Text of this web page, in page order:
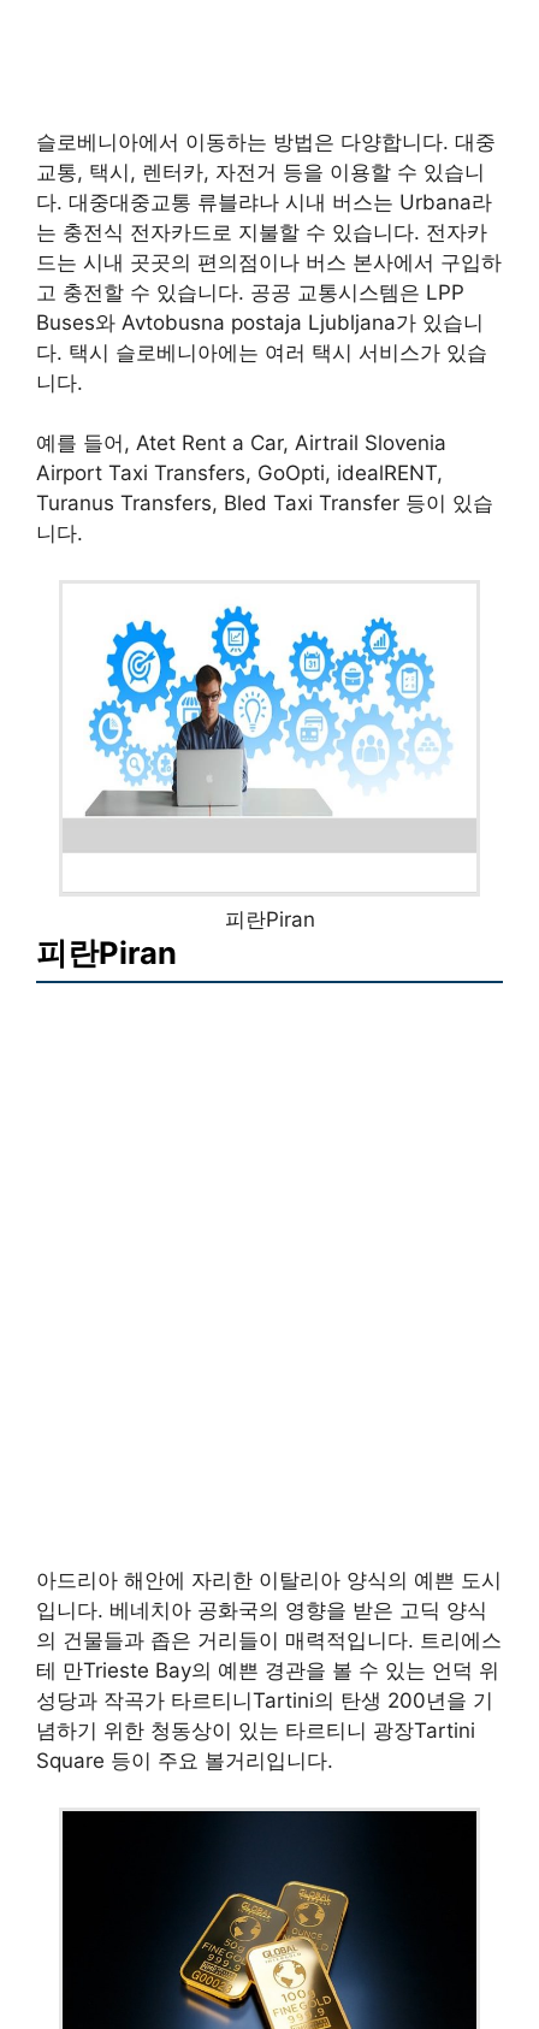
슬로베니아에서 이동하는 방법은 다양합니다. 대중
교통, 택시, 렌터카, 자전거 등을 이용할 수 있습니
다. 대중대중교통 류블랴나 시내 버스는 Urbana라
는 충전식 전자카드로 지불할 수 있습니다. 전자카
드는 시내 곳곳의 편의점이나 버스 본사에서 구입하
고 충전할 수 있습니다. 공공 교통시스템은 LPP
Buses와 Avtobusna postaja Ljubljana가 있습니
다. 택시 슬로베니아에는 여러 택시 서비스가 있습
니다.
예를 들어, Atet Rent a Car, Airtrail Slovenia
Airport Taxi Transfers, GoOpti, idealRENT,
Turanus Transfers, Bled Taxi Transfer 등이 있습
니다.
피란Piran
피란Piran
아드리아 해안에 자리한 이탈리아 양식의 예쁜 도시
입니다. 베네치아 공화국의 영향을 받은 고딕 양식
의 건물들과 좁은 거리들이 매력적입니다. 트리에스
테 만Trieste Bay의 예쁜 경관을 볼 수 있는 언덕 위
성당과 작곡가 타르티니Tartini의 탄생 200년을 기
념하기 위한 청동상이 있는 타르티니 광장Tartini
Square 등이 주요 볼거리입니다.